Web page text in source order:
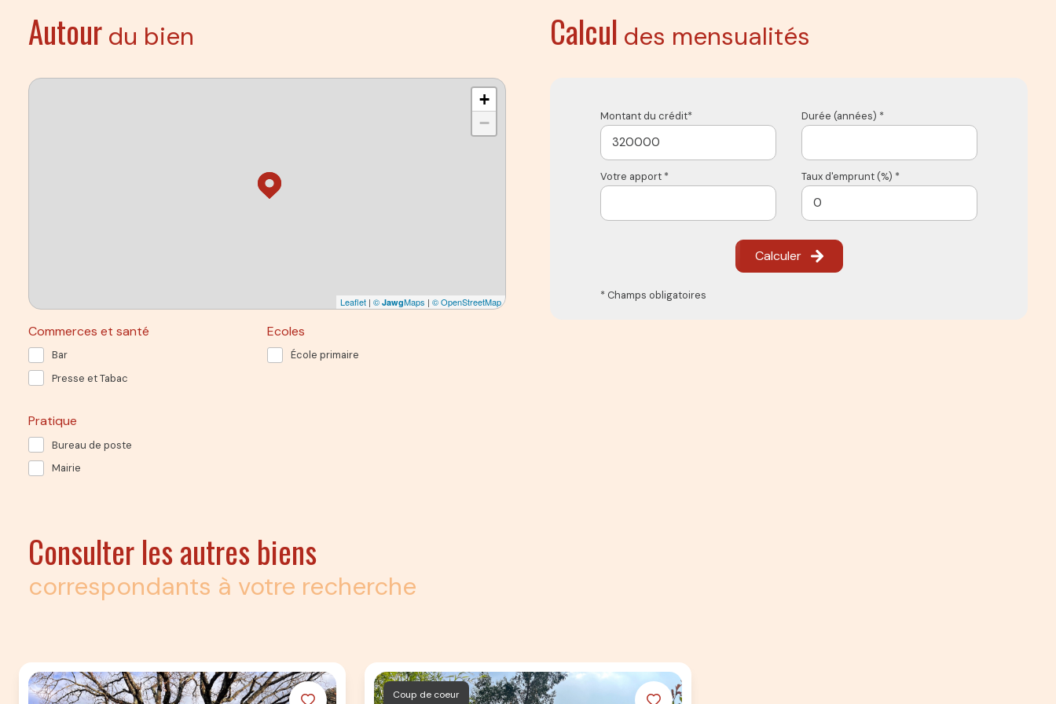
Autour du bien
+
−
Leaflet | © JawgMaps | © OpenStreetMap
Commerces et santé
Bar
Presse et Tabac
Ecoles
École primaire
Pratique
Bureau de poste
Mairie
Calcul des mensualités
Montant du crédit* Durée (années) *
Votre apport * Taux d'emprunt (%) *
Calculer
* Champs obligatoires
Consulter les autres biens
correspondants à votre recherche
Coup de coeur